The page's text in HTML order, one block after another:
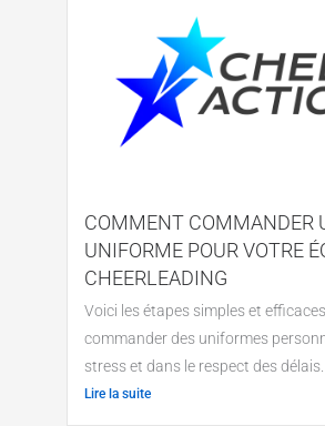
COMMENT COMMANDER
UNIFORME POUR VOTRE
CHEERLEADING
Voici les étapes simples et
commander des uniformes
stress et dans le respect des délais.
Lire la suite